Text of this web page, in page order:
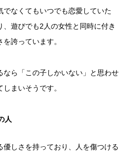
なくてもいつでも恋愛していた
遊びでも2人の女性と同時に付き
誇っています。
なら「この子しかいない」と思わせ
まいそうです。
人
優しさを持っており、人を傷つける